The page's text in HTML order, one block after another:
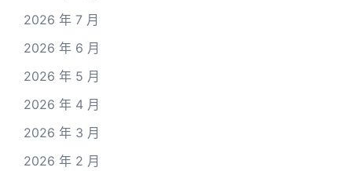
2026 年 7 月
2026 年 6 月
2026 年 5 月
2026 年 4 月
2026 年 3 月
2026 年 2 月